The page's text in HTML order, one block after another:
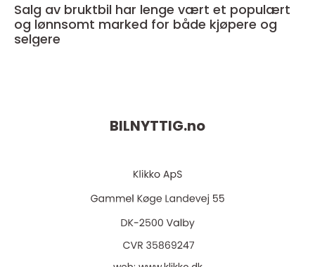
Salg av bruktbil har lenge vært et populært
og lønnsomt marked for både kjøpere og
selgere
BILNYTTIG.no